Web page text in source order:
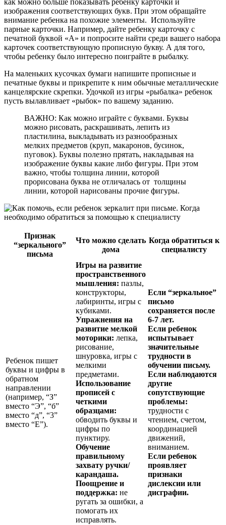
как можно больше показывать ребенку карточки и
изображения соответствующих букв. При этом обращайте
внимание ребенка на похожие элементы. Используйте
парные карточки. Например, дайте ребенку карточку с
печатной буквой «А» и попросите найти среди вашего набора
карточек соответствующую прописную букву. А для того,
чтобы ребенку было интересно поиграйте в рыбалку.
На маленьких кусочках бумаги напишите прописные и
печатные буквы и прикрепите к ним обычные металлические
канцелярские скрепки. Удочкой из игры «рыбалка» ребенок
пусть вылавливает «рыбок» по вашему заданию.
ВАЖНО: Как можно играйте с буквами. Буквы
можно рисовать, раскрашивать, лепить из
пластилина, выкладывать из разнообразных
мелких предметов (круп, макаронов, бусинок,
пуговок). Буквы полезно прятать, накладывая на
изображение буквы какие либо фигуры. При этом
важно, чтобы толщина линии, которой
прорисована буква не отличалась от толщины
линии, которой нарисованы прочие фигуры.
Признак
“зеркального”
письма
Что можно сделать
дома
Когда обратиться к
специалисту
Ребенок пишет
буквы и цифры в
обратном
направлении
(например, “З”
вместо “Э”, “б”
вместо “д”, “3”
вместо “Е”).
Игры на развитие
пространственного
мышления: пазлы,
конструкторы,
лабиринты, игры с
кубиками.
Упражнения на
развитие мелкой
моторики: лепка,
рисование,
шнуровка, игры с
мелкими
предметами.
Использование
прописей с
четкими
образцами:
обводить буквы и
цифры по
пунктиру.
Обучение
правильному
захвату ручки/
карандаша.
Поощрение и
поддержка: не
ругать за ошибки, а
помогать их
исправлять.
Если “зеркальное”
письмо
сохраняется после
6-7 лет.
Если ребенок
испытывает
значительные
трудности в
обучении письму.
Если наблюдаются
другие
сопутствующие
проблемы:
трудности с
чтением, счетом,
координацией
движений,
вниманием.
Если ребенок
проявляет
признаки
дислексии или
дисграфии.